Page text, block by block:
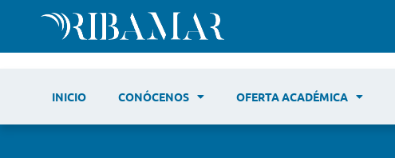
INICIO CONÓCENOS OFERTA ACADÉMICA